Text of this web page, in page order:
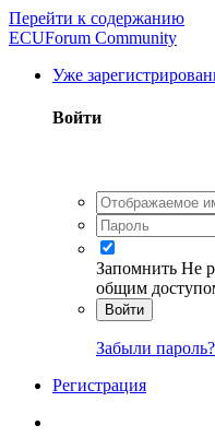
Перейти к содержанию
ECUForum Community
Уже
Войти
Запомнить Не
общим
Войти
Забыли пароль?
Регистрация